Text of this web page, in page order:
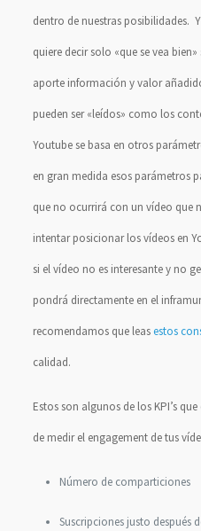
dentro de nuestras posibilidades.
quiere decir solo «que se vea bien»
aporte información y valor
pueden ser «leídos» como los
Youtube se basa en otros
en gran medida esos parámetros
que no ocurrirá con un vídeo que
intentar posicionar los vídeos en
si el vídeo no es interesante y no
pondrá directamente en el
recomendamos que leasestos
calidad.
Estos son algunos de los KPI’s
de medir el engagement de tus
Número de comparticiones
Suscripciones justo después